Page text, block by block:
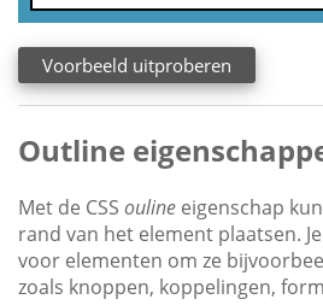
Voorbeeld uitproberen
Outline
Met de CSS ouline eigenschap
rand van het element plaatsen.
voor elementen om ze
zoals knoppen, koppelingen,